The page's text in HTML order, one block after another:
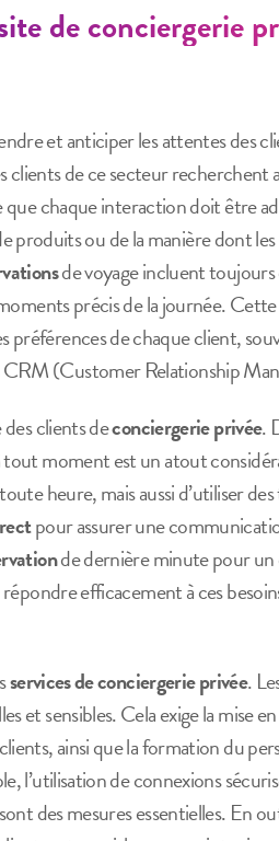
de conciergerie
et anticiper les attentes des
clients de ce secteur
que chaque interaction doit être
produits ou de la manière dont les
de voyage incluent toujours
précis de la journée.
de chaque client,
CRM (Customer Relationship
clients deconciergerie privée.
tout moment est un atout
heure, mais aussi d’utiliser
pour assurer une
de dernière minute pour un
efficacement à ces
services de conciergerie privée.
et sensibles. Cela exige la mise
ainsi que la formation du
l’utilisation de connexions
des mesures essentielles. En